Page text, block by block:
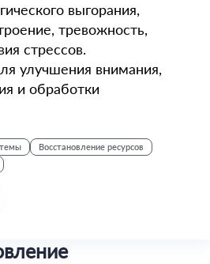
выгорания,
тревожность,
стрессов.
улучшения внимания,
и обработки
Восстановление ресурсов